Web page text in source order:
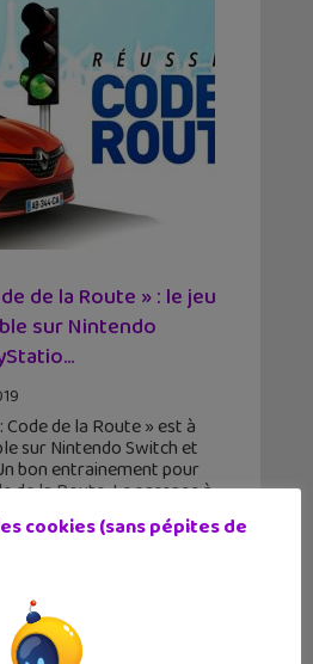
de la Route » : le jeu
sur Nintendo
Code de la Route » est à
sur Nintendo Switch et
bon entrainement pour
de la Route. Le passage à
cookies (sans pépites de